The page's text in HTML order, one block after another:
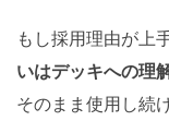
もし採用理由が上
いはデッキへの理
そのまま使用し続